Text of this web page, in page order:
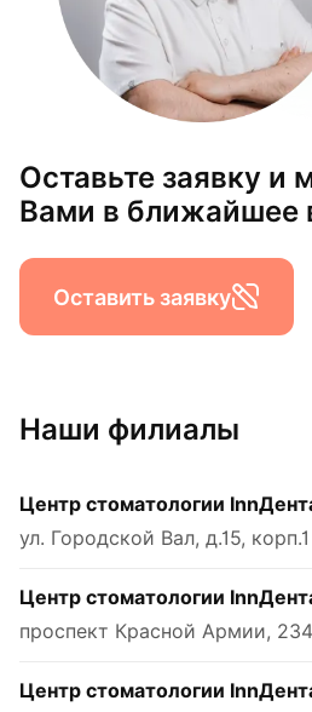
Оставьте заявку и
Вами в ближайшее
Оставить заявку
Наши филиалы
Центр стоматологии
ул. Городской Вал, д.15, корп.1
Центр стоматологии
проспект Красной Армии,
Центр стоматологии